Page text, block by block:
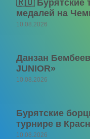
🇷🇺 Бурятские
медалей на
10.08.2026
Данзан
JUNIOR»
10.08.2026
Бурятские
турнире в
10.08.2026